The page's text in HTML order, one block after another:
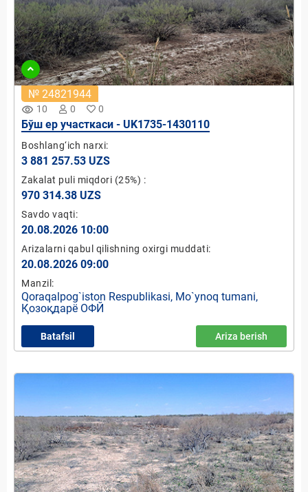
remove_red_eye 10 0 0
№ 24821944
Бўш ер участкаси - UK1735-1430110
Boshlang‘ich narxi:
3 881 257.53 UZS
Zakalat puli miqdori (25%) :
970 314.38 UZS
Savdo vaqti:
20.08.2026 10:00
Arizalarni qabul qilishning oxirgi muddati:
20.08.2026 09:00
Manzil:
Qoraqalpog`iston Respublikasi, Mo`ynoq tumani,
Қозоқдарё ОФЙ
Batafsil Ariza berish